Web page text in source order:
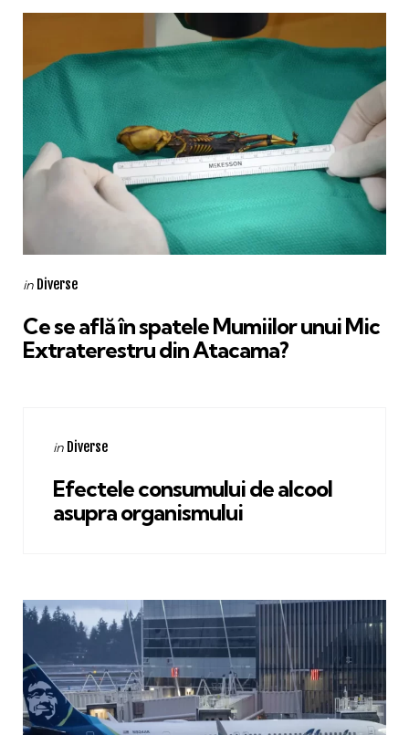
Categories
Posted
in Diverse
Ce se află în spatele Mumiilor unui Mic
Extraterestru din Atacama?
Categories
Posted
in Diverse
Efectele consumului de alcool
asupra organismului